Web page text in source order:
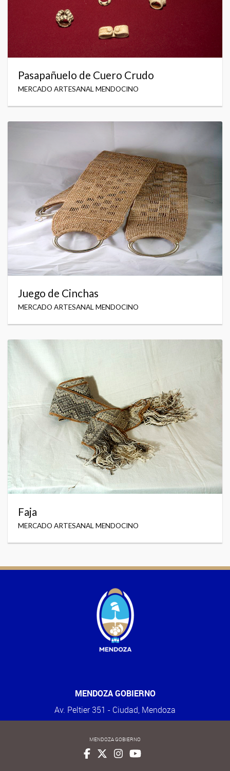
Pasapañuelo de Cuero Crudo
MERCADO ARTESANAL MENDOCINO
Juego de Cinchas
MERCADO ARTESANAL MENDOCINO
Faja
MERCADO ARTESANAL MENDOCINO
MENDOZA GOBIERNO
Av. Peltier 351 - Ciudad, Mendoza
MENDOZA GOBIERNO